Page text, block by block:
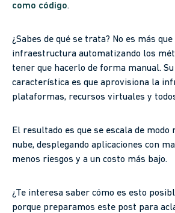
como código.
¿Sabes de qué se trata? No es más
infraestructura automatizando los
tener que hacerlo de forma manual.
característica es que aprovisiona la
plataformas, recursos virtuales y
El resultado es que se escala de
nube, desplegando aplicaciones con
menos riesgos y a un costo más bajo.
¿Te interesa saber cómo es esto
porque preparamos este post para